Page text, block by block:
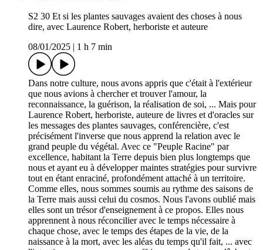
S2 30 Et si les plantes sauvages avaient des choses à nous
dire, avec Laurence Robert, herboriste et auteure
08/01/2025
1 h 7 min
Dans notre culture, nous avons appris que c'était à l'extérieur
que nous avions à chercher et trouver l'amour, la
reconnaissance, la guérison, la réalisation de soi, ... Mais pour
Laurence Robert, herboriste, auteure de livres et d'oracles sur
les messages des plantes sauvages, conférencière, c'est
précisément l'inverse que nous apprend la relation avec le
grand peuple du végétal. Avec ce "Peuple Racine" par
excellence, habitant la Terre depuis bien plus longtemps que
nous et ayant eu à développer maintes stratégies pour survivre
tout en étant enraciné, profondément attaché à un territoire.
Comme elles, nous sommes soumis au rythme des saisons de
la Terre mais aussi celui du cosmos. Nous l'avons oublié mais
elles sont un trésor d'enseignement à ce propos. Elles nous
apprennent à nous réconcilier avec le temps nécessaire à
chaque chose, avec le temps des étapes de la vie, de la
naissance à la mort, avec les aléas du temps qu'il fait, ... avec